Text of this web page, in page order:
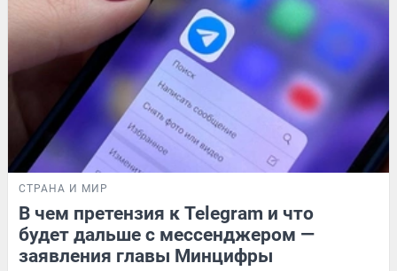
СТРАНА И МИР
В чем претензия к Telegram и что
будет дальше с мессенджером —
заявления главы Минцифры